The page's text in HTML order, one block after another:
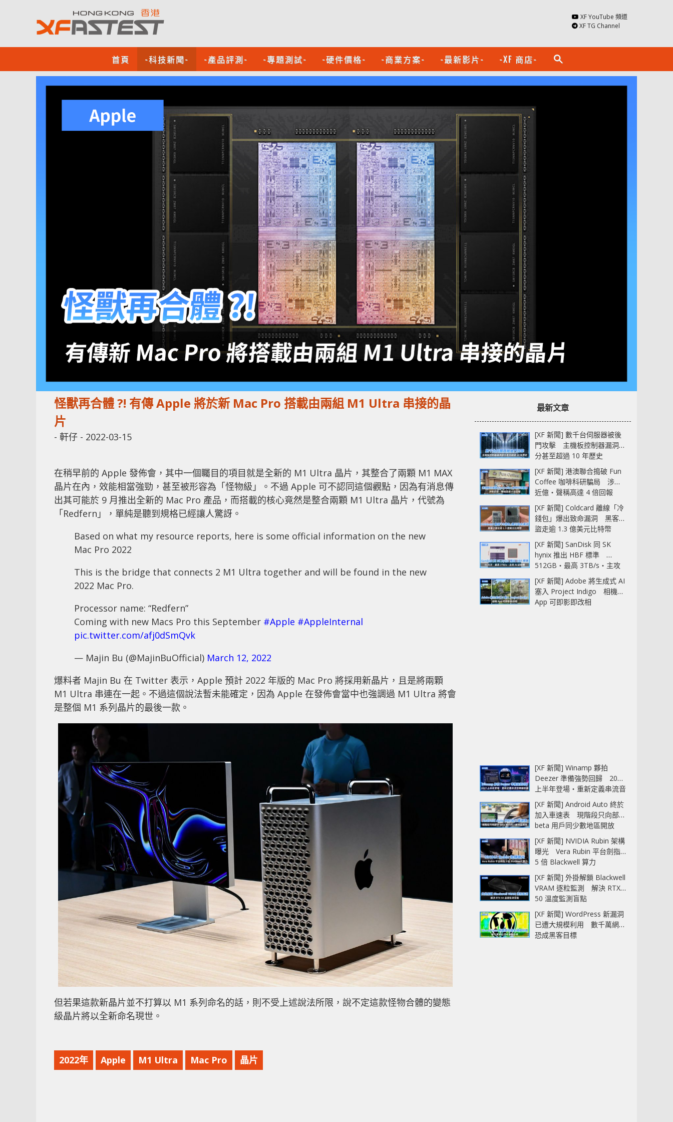
XF YouTube 頻道
XF TG Channel
首頁 -科技新聞- -產品評測- -專題測試- -硬件價格- -商業方案- -最新影片- -XF 商店- search
怪獸再合體 ?! 有傳 Apple 將於新 Mac Pro 搭載由兩組 M1 Ultra 串接的晶
片
- 軒仔 - 2022-03-15
在稍早前的 Apple 發佈會，其中一個矚目的項目就是全新的 M1 Ultra 晶片，其整合了兩顆 M1 MAX
晶片在內，效能相當強勁，甚至被形容為「怪物級」。不過 Apple 可不認同這個觀點，因為有消息傳
出其可能於 9 月推出全新的 Mac Pro 產品，而搭載的核心竟然是整合兩顆 M1 Ultra 晶片，代號為
「Redfern」，單純是聽到規格已經讓人驚訝。
Based on what my resource reports, here is some official information on the new
Mac Pro 2022
This is the bridge that connects 2 M1 Ultra together and will be found in the new
2022 Mac Pro.
Processor name: “Redfern”
Coming with new Macs Pro this September #Apple #AppleInternal
pic.twitter.com/afj0dSmQvk
— Majin Bu (@MajinBuOfficial) March 12, 2022
爆料者 Majin Bu 在 Twitter 表示，Apple 預計 2022 年版的 Mac Pro 將採用新晶片，且是將兩顆
M1 Ultra 串連在一起。不過這個說法暫未能確定，因為 Apple 在發佈會當中也強調過 M1 Ultra 將會
是整個 M1 系列晶片的最後一款。
但若果這款新晶片並不打算以 M1 系列命名的話，則不受上述說法所限，說不定這款怪物合體的變態
級晶片將以全新命名現世。
2022年 Apple M1 Ultra Mac Pro 晶片
最新文章
[XF 新聞] 數千台伺服器被後
門攻擊 主機板控制器漏洞部
分甚至超過 10 年歷史
[XF 新聞] 港澳聯合搗破 Fun
Coffee 咖啡科研騙局 涉款
近億‧聲稱高達 4 倍回報
[XF 新聞] Coldcard 離線「冷
錢包」爆出致命漏洞 黑客已
盜走逾 1.3 億美元比特幣
[XF 新聞] SanDisk 同 SK
hynix 推出 HBF 標準
512GB‧最高 3TB/s‧主攻
AI 記憶體
[XF 新聞] Adobe 將生成式 AI
塞入 Project Indigo 相機
App 可即影即改相
[XF 新聞] Winamp 夥拍
Deezer 準備強勢回歸 2027
上半年登場‧重新定義串流音
樂播放器
[XF 新聞] Android Auto 終於
加入車速表 現階段只向部分
beta 用戶同少數地區開放
[XF 新聞] NVIDIA Rubin 架構
曝光 Vera Rubin 平台劍指
5 倍 Blackwell 算力
[XF 新聞] 外掛解鎖 Blackwell
VRAM 逐粒監測 解決 RTX
50 溫度監測盲點
[XF 新聞] WordPress 新漏洞
已遭大規模利用 數千萬網站
恐成黑客目標